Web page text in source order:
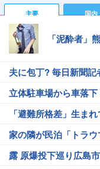
主要 国内
「泥酔者」
夫に包丁? 毎日新聞記
立体駐車場から車落
「避難所格差」生ま
家の隣が民泊「トラウ
露 原爆投下巡り広島